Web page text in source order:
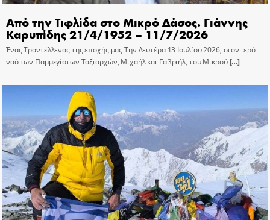
Από την Τιφλίδα στο Μικρό Δάσος. Γιάννης
Καρυπίδης 21/4/1952 – 11/7/2026
Ένας Τραντέλλενας της εποχής μας Την Δευτέρα 13 Ιουλίου 2026, στον ιερό
ναό των Παμμεγίστων Ταξιαρχών, Μιχαήλ και Γαβριήλ, του Μικρού[…]